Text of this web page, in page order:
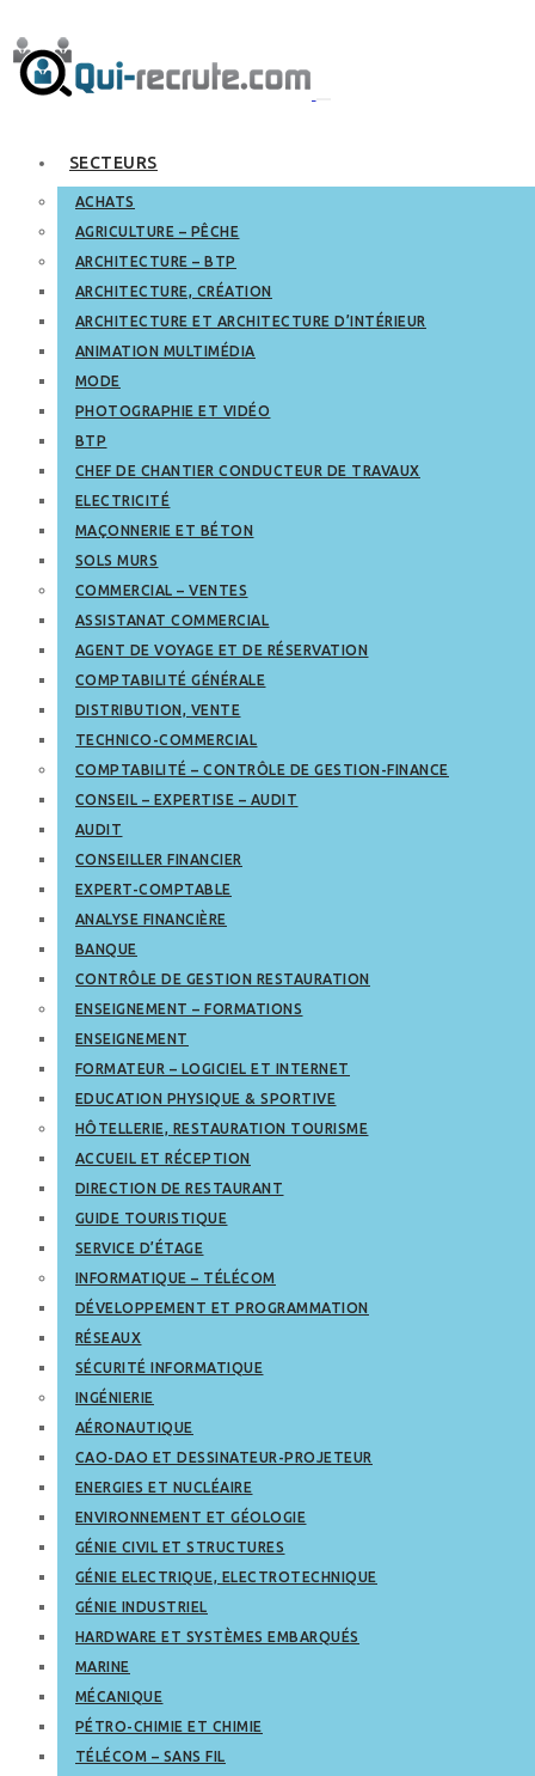
SECTEURS
ACHATS
AGRICULTURE – PÊCHE
ARCHITECTURE – BTP
ARCHITECTURE, CRÉATION
ARCHITECTURE ET ARCHITECTURE D’INTÉRIEUR
ANIMATION MULTIMÉDIA
MODE
PHOTOGRAPHIE ET VIDÉO
BTP
CHEF DE CHANTIER CONDUCTEUR DE TRAVAUX
ELECTRICITÉ
MAÇONNERIE ET BÉTON
SOLS MURS
COMMERCIAL – VENTES
ASSISTANAT COMMERCIAL
AGENT DE VOYAGE ET DE RÉSERVATION
COMPTABILITÉ GÉNÉRALE
DISTRIBUTION, VENTE
TECHNICO-COMMERCIAL
COMPTABILITÉ – CONTRÔLE DE GESTION-FINANCE
CONSEIL – EXPERTISE – AUDIT
AUDIT
CONSEILLER FINANCIER
EXPERT-COMPTABLE
ANALYSE FINANCIÈRE
BANQUE
CONTRÔLE DE GESTION RESTAURATION
ENSEIGNEMENT – FORMATIONS
ENSEIGNEMENT
FORMATEUR – LOGICIEL ET INTERNET
EDUCATION PHYSIQUE & SPORTIVE
HÔTELLERIE, RESTAURATION TOURISME
ACCUEIL ET RÉCEPTION
DIRECTION DE RESTAURANT
GUIDE TOURISTIQUE
SERVICE D’ÉTAGE
INFORMATIQUE – TÉLÉCOM
DÉVELOPPEMENT ET PROGRAMMATION
RÉSEAUX
SÉCURITÉ INFORMATIQUE
INGÉNIERIE
AÉRONAUTIQUE
CAO-DAO ET DESSINATEUR-PROJETEUR
ENERGIES ET NUCLÉAIRE
ENVIRONNEMENT ET GÉOLOGIE
GÉNIE CIVIL ET STRUCTURES
GÉNIE ELECTRIQUE, ELECTROTECHNIQUE
GÉNIE INDUSTRIEL
HARDWARE ET SYSTÈMES EMBARQUÉS
MARINE
MÉCANIQUE
PÉTRO-CHIMIE ET CHIMIE
TÉLÉCOM – SANS FIL